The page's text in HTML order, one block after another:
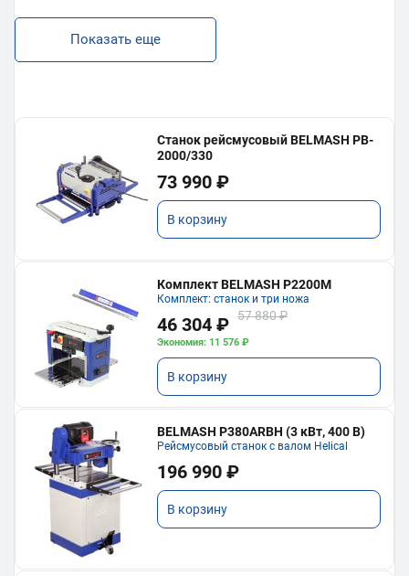
Показать еще
Станок рейсмусовый BELMASH PB-
2000/330
73 990 ₽
В корзину
Комплект BELMASH P2200M
Комплект: станок и три ножа
46 304 ₽ 57 880 ₽
Экономия: 11 576 ₽
В корзину
BELMASH P380ARBH (3 кВт, 400 В)
Рейсмусовый станок с валом Helical
196 990 ₽
В корзину